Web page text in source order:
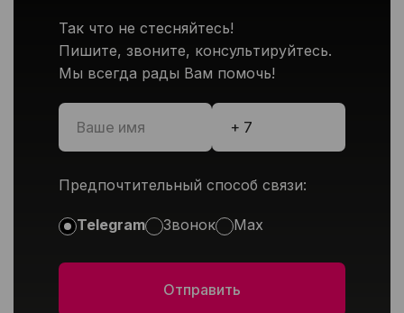
Так что не стесняйтесь!
Пишите, звоните, консультируйтесь.
Мы всегда рады Вам помочь!
Предпочтительный способ связи:
Telegram Звонок Max